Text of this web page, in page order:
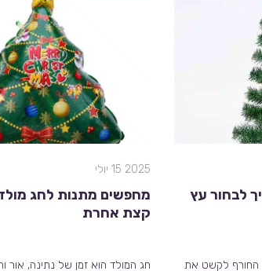
2025 15 יולי
מחפשים מתנות לחג
קצת אחרת
חג המולד הוא זמן של נתינה, אור
לבחור עץ
החורף לקשט את